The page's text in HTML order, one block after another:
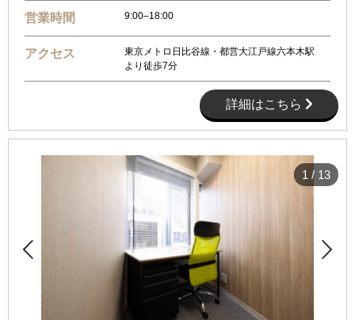
営業時間 9:00–18:00
アクセス
東京メトロ日比谷線・都営大江戸線六本木駅
より徒歩7分
詳細はこちら
 
1 / 13